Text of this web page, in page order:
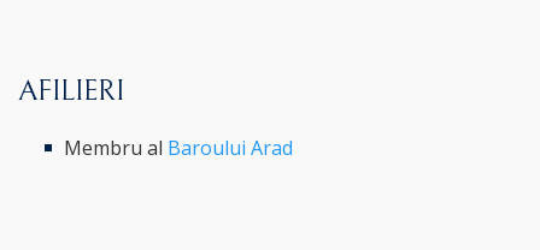
AFILIERI
Membru al Baroului Arad